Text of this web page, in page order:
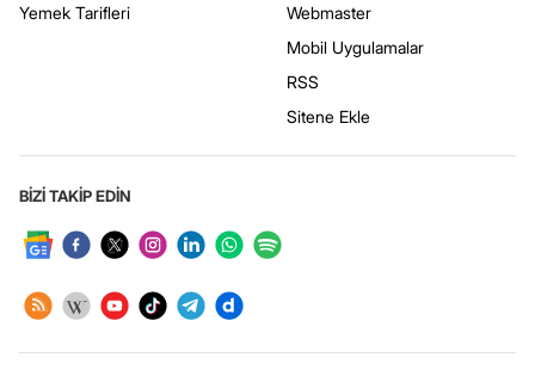
Yemek Tarifleri
Webmaster
Mobil Uygulamalar
RSS
Sitene Ekle
BİZİ TAKİP EDİN